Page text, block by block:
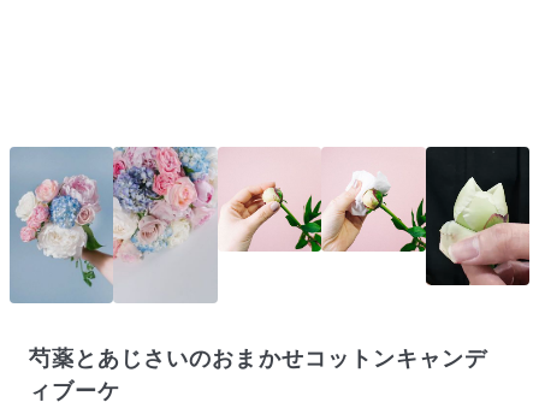
芍薬とあじさいのおまかせコットンキャンデ
ィブーケ